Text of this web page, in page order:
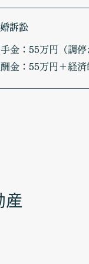
訴訟
金：55万円（調停
金：55万円＋経済
産